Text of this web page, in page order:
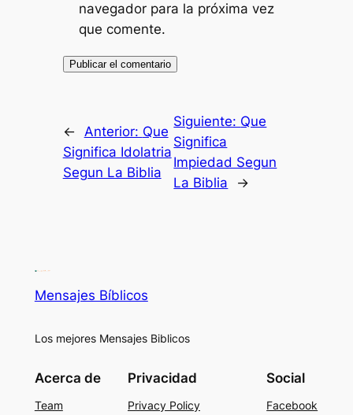
navegador para la próxima vez
que comente.
← Anterior: Que
Significa Idolatria
Segun La Biblia
Siguiente: Que
Significa
Impiedad Segun
La Biblia
→
Mensajes Bíblicos
Los mejores Mensajes Biblicos
Acerca de
Team
Privacidad
Privacy Policy
Social
Facebook